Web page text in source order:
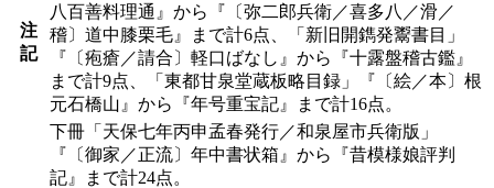
注
記
八百善料理通』から『〔弥二郎兵衛／喜多八／滑／
稽〕道中膝栗毛』まで計6点、「新旧開鐫発鬻書目」
『〔疱瘡／請合〕軽口ばなし』から『十露盤稽古鑑』
まで計9点、「東都甘泉堂蔵板略目録」『〔絵／本〕根
元石橋山』から『年号重宝記』まで計16点。
下冊「天保七年丙申孟春発行／和泉屋市兵衛版」
『〔御家／正流〕年中書状箱』から『昔模様娘評判
記』まで計24点。